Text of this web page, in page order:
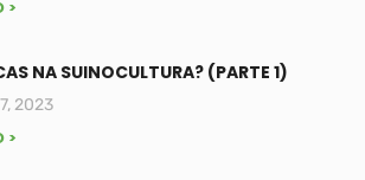
>
NA SUINOCULTURA? (PARTE 1)
2023
>